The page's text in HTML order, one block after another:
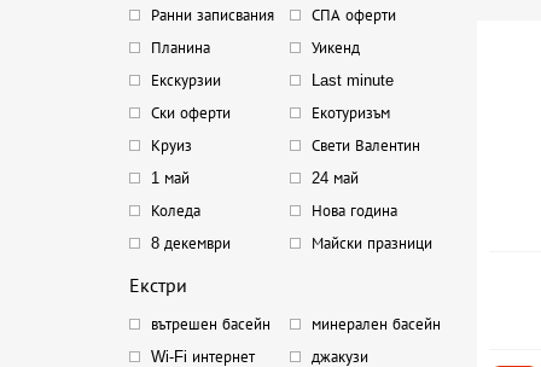
Ранни записвания
СПА оферти
Планина
Уикенд
Екскурзии
Last minute
Ски оферти
Екотуризъм
Круиз
Свети Валентин
1 май
24 май
Коледа
Нова година
8 декември
Майски празници
Екстри
вътрешен басейн
минерален басейн
Wi-Fi интернет
джакузи